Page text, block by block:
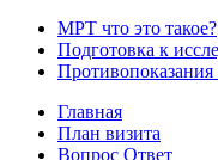
МРТ что это такое?
Подготовка к
Главная
План визита
Вопрос Ответ